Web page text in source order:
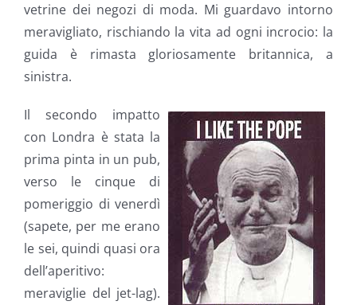
vetrine dei negozi di moda. Mi guardavo intorno
meravigliato, rischiando la vita ad ogni incrocio: la
guida è rimasta gloriosamente britannica, a
sinistra.
Il secondo impatto
con Londra è stata la
prima pinta in un pub,
verso le cinque di
pomeriggio di venerdì
(sapete, per me erano
le sei, quindi quasi ora
dell’aperitivo:
meraviglie del jet-lag).